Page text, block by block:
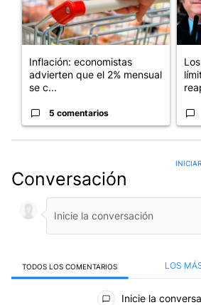
Inflación: economistas
advierten que el 2% mensual
se c...
5 comentarios
Conversación
TODOS LOS COMENTARIOS LOS
Todos los comentarios
Inicie la